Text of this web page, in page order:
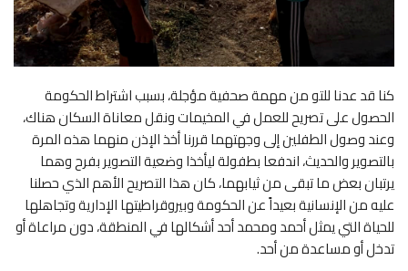
كنا قد عدنا للتو من مهمة صحفية مؤجلة، بسبب اشتراط الحكومة
الحصول على تصريح للعمل في المخيمات ونقل معاناة السكان هناك،
وعند وصول الطفلين إلى وجهتهما قررنا أخذ الإذن منهما هذه المرة
بالتصوير والحديث، اندفعا بطفولة ليأخذا وضعية التصوير بفرح وهما
يرتبان بعض ما تبقى من ثيابهما، كان هذا التصريح الأهم الذي حصلنا
عليه من الإنسانية بعيداً عن الحكومة وبيروقراطيتها الإدارية وتجاهلها
للحياة التي يمثل أحمد ومحمد أحد أشكالها في المنطقة، دون مراعاة أو
تدخل أو مساعدة من أحد.